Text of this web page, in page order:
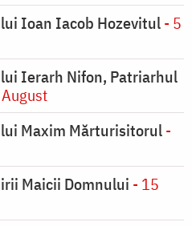
Ioan Iacob Hozevitul- 5
Ierarh Nifon, Patriarhul
Maxim Mărturisitorul-
Maicii Domnului - 15